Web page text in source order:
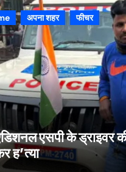
अपना शहर फीचर
एसपी के ड्राइवर
ह’त्या